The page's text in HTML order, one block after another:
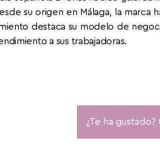
su origen en Málaga, la marca
destaca su modelo de
a sus trabajadoras.
¿Te ha